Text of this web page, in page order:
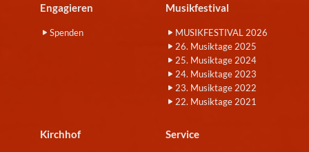
Engagieren
Spenden
Musikfestival
MUSIKFESTIVAL 2026
26. Musiktage 2025
25. Musiktage 2024
24. Musiktage 2023
23. Musiktage 2022
22. Musiktage 2021
Kirchhof Service